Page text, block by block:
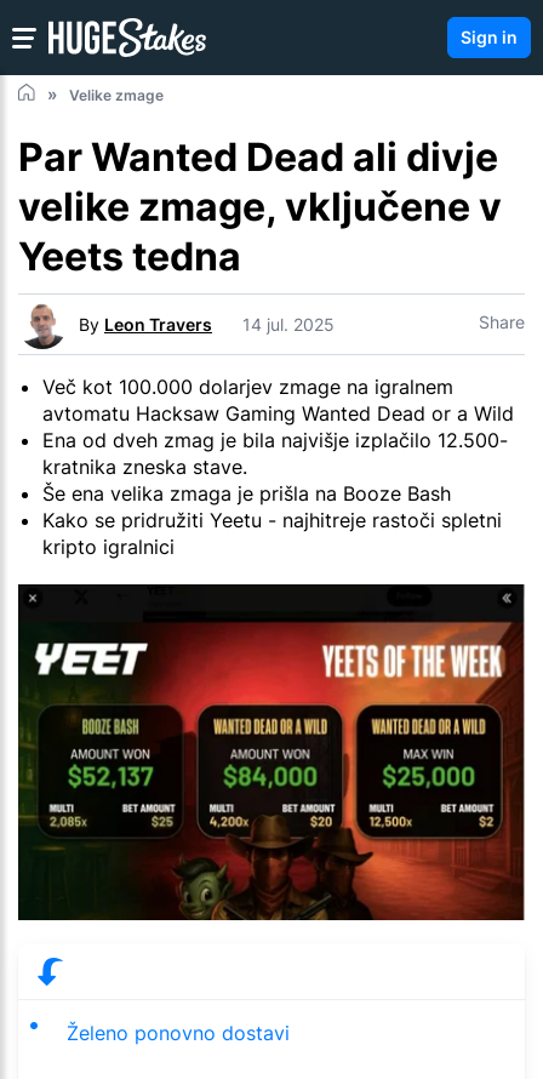
Sign in
Velike zmage
Par Wanted Dead ali divje
velike zmage, vključene v
Yeets tedna
By Leon Travers 14 jul. 2025 Share
Več kot 100.000 dolarjev zmage na igralnem
avtomatu Hacksaw Gaming Wanted Dead or a Wild
Ena od dveh zmag je bila najvišje izplačilo 12.500-
kratnika zneska stave.
Še ena velika zmaga je prišla na Booze Bash
Kako se pridružiti Yeetu - najhitreje rastoči spletni
kripto igralnici
Želeno ponovno dostavi